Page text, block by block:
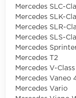
Mercedes SLC-
Mercedes SLK-
Mercedes SLR-
Mercedes SLS-
Mercedes
Mercedes T2
Mercedes V-Class
Mercedes Vaneo
Mercedes Vario